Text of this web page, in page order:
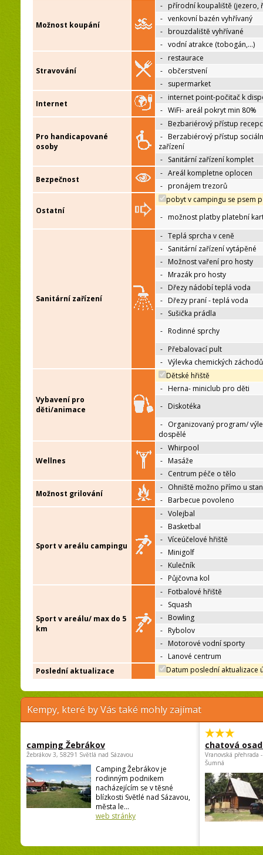
Možnost koupání
- přírodní koupaliště (jezero,
- venkovní bazén vyhřívaný
- brouzdaliště vyhřívané
- vodní atrakce (tobogán,…)
Stravování
- restaurace
- občerstvení
- supermarket
Internet
- internet point-počitač k
- WiFi- areál pokryt min 80%
Pro handicapované
osoby
- Bezbariérový přístup
- Berzabiérový přístup
zařízení
- Sanitární zařízení komplet
Bezpečnost
- Areál kompletne oplocen
- pronájem trezorů
Ostatní
pobyt v campingu se psem
- možnost platby platební
Sanitární zařízení
- Teplá sprcha v ceně
- Sanitární zařízení vytápěné
- Možnost vaření pro hosty
- Mrazák pro hosty
- Dřezy nádobí teplá voda
- Dřezy praní - teplá voda
- Sušička prádla
- Rodinné sprchy
- Přebalovací pult
- Výlevka chemických záchodů
Vybavení pro
děti/animace
Dětské hřiště
- Herna- miniclub pro děti
- Diskotéka
- Organizovaný program/
dospělé
Wellnes
- Whirpool
- Masáže
- Centrum péče o tělo
Možnost grilování
- Ohniště možno přímo u
- Barbecue povoleno
Sport v areálu campingu
- Volejbal
- Basketbal
- Víceúčelové hřiště
- Minigolf
- Kulečník
- Půjčovna kol
Sport v areálu/ max do 5
km
- Fotbalové hřiště
- Squash
- Bowling
- Rybolov
- Motorové vodní sporty
- Lanové centrum
Poslední aktualizace
Datum poslední aktualizace
Kempy, které by Vás také mohly zajímat
camping Žebrákov
Žebrákov 3, 58291 Světlá nad Sázavou
Camping Žebrákov je
rodinným podnikem
nacházejícím se v těsné
blízkosti Světlé nad Sázavou,
města le...
web stránky
chatová
Vranovská přehrada
Šumná